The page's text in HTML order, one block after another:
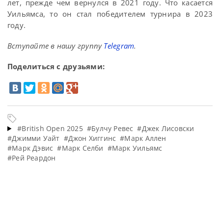
лет, прежде чем вернулся в 2021 году. Что касается
Уильямса, то он стал победителем турнира в 2023
году.
Вступайте в нашу группу Telegram.
Поделиться с друзьями:
#British Open 2025 #Булчу Ревес #Джек Лисовски
#Джимми Уайт #Джон Хиггинс #Марк Аллен
#Марк Дэвис #Марк Селби #Марк Уильямс
#Рей Реардон